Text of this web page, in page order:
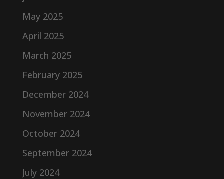
May 2025
April 2025
March 2025
February 2025
December 2024
November 2024
October 2024
September 2024
July 2024